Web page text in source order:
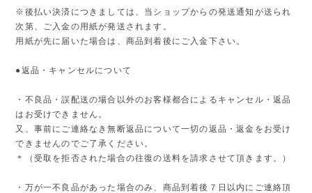
※後払い決済につきましては、当ショップからの発送通知が送られ
次第、ご入金の用紙が発送されます。
用紙が先に届いた場合は、商品到着後にご入金下さい。
●返品・キャンセルについて
・不良品・誤配送の場合以外のお客様都合によるキャンセル・返品
はお受けできません。
又、事前にご連絡なき無断返品について一切の返品・返金をお受け
できませんのでご了承ください。
＊（受取を拒否された場合の往復の送料を請求させて頂きます。）
・万が一不良品があった場合のみ、商品到着後７日以内にご連絡頂